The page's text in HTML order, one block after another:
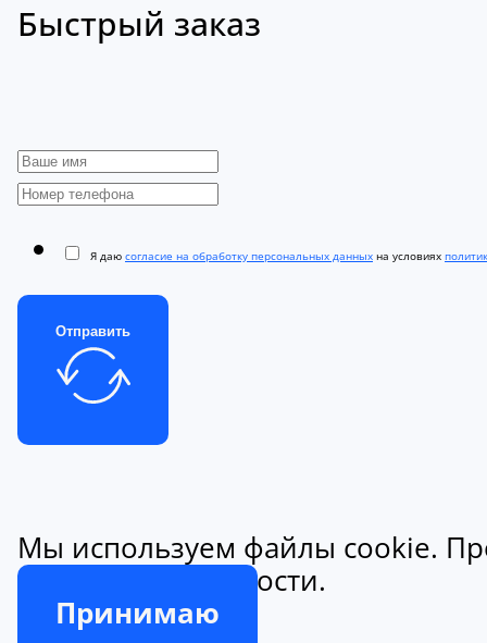
Быстрый заказ
Я даю согласие на обработку персональных данных на условиях
Отправить
Мы используем файлы cookie.
конфиденциальности.
Принимаю